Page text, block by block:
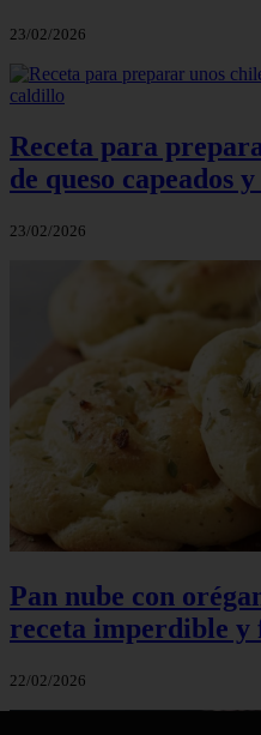
23/02/2026
Receta para
de queso capeados
23/02/2026
Pan nube con
receta imperdible y
22/02/2026